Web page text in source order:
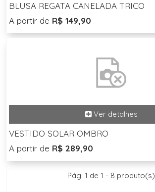
BLUSA REGATA CANELADA TRICO
A partir de R$ 149,90
VESTIDO SOLAR OMBRO
A partir de R$ 289,90
Pág. 1 de 1 - 8 produto(s)